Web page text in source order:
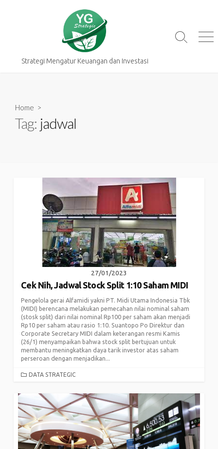
Strategi Mengatur Keuangan dan Investasi
Search
Home >
Tag: jadwal
27/01/2023
Cek Nih, Jadwal Stock Split 1:10 Saham MIDI
Pengelola gerai Alfamidi yakni PT. Midi Utama Indonesia Tbk
(MIDI) berencana melakukan pemecahan nilai nominal saham
(stosk split) dari nilai nominal Rp100 per saham akan menjadi
Rp10 per saham atau rasio 1:10. Suantopo Po Direktur dan
Corporate Secretary MIDI dalam keterangan resmi Kamis
(26/1) menyampaikan bahwa stock split bertujuan untuk
membantu meningkatkan daya tarik investor atas saham
perseroan dengan menjadikan...
CATEGORIES
DATA STRATEGIC